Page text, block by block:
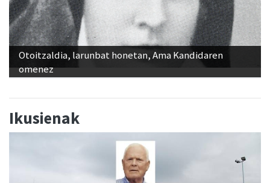
Otoitzaldia, larunbat honetan, Ama Kandidaren
omenez